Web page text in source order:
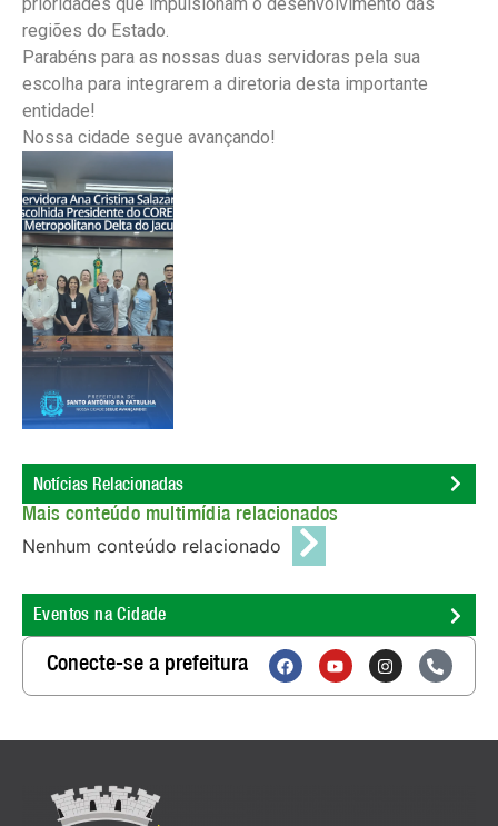
prioridades que impulsionam o desenvolvimento das
regiões do Estado.
Parabéns para as nossas duas servidoras pela sua
escolha para integrarem a diretoria desta importante
entidade!
Nossa cidade segue avançando!
Notícias Relacionadas
Mais conteúdo multimídia relacionados
Nenhum conteúdo relacionado
Eventos na Cidade
Conecte-se a prefeitura